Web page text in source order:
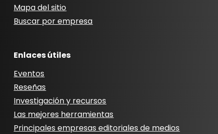
Mapa del sitio
Buscar por empresa
Enlaces útiles
Eventos
Reseñas
Investigación y recursos
Las mejores herramientas
Principales empresas editoriales de medios